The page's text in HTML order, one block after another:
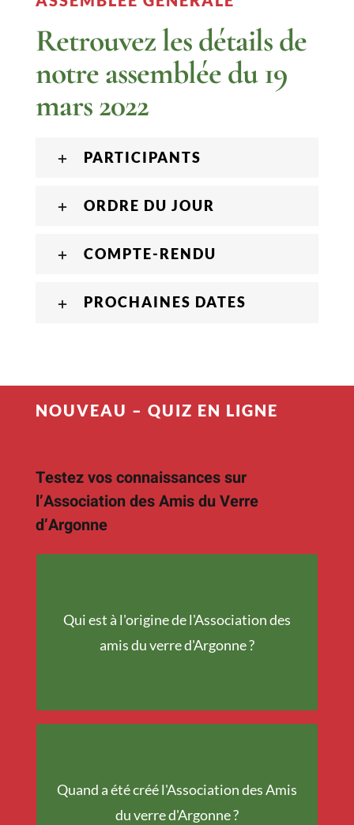
Retrouvez les détails de
notre assemblée du 19
mars 2022
PARTICIPANTS
ORDRE DU JOUR
COMPTE-RENDU
PROCHAINES DATES
NOUVEAU – QUIZ EN LIGNE
Testez vos connaissances sur
l’Association des Amis du Verre
d’Argonne
Qui est à l'origine de l'Association des
amis du verre d'Argonne ?
François Jannin
Quand a été créé l'Association des Amis
du verre d'Argonne ?
2009